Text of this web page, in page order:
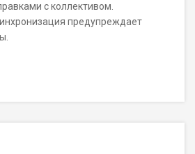
с коллективом.
предупреждает